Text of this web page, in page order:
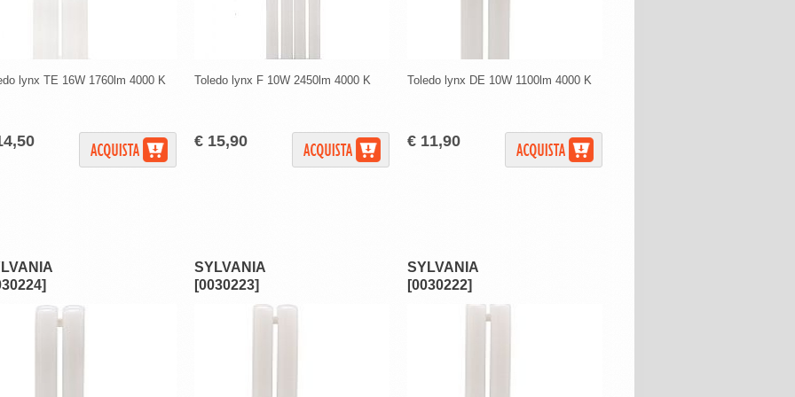
lynx TE 16W 1760lm 4000 K Toledo lynx F 10W 2450lm 4000 K
€ 15,90
Toledo lynx DE 10W 1100lm 4000 K
€ 11,90
SYLVANIA
[0030223]
SYLVANIA
[0030222]